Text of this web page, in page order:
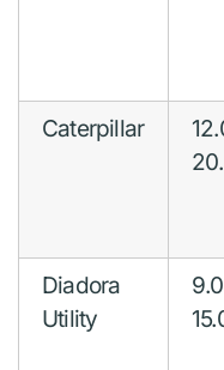
Caterpillar
Diadora
Utility